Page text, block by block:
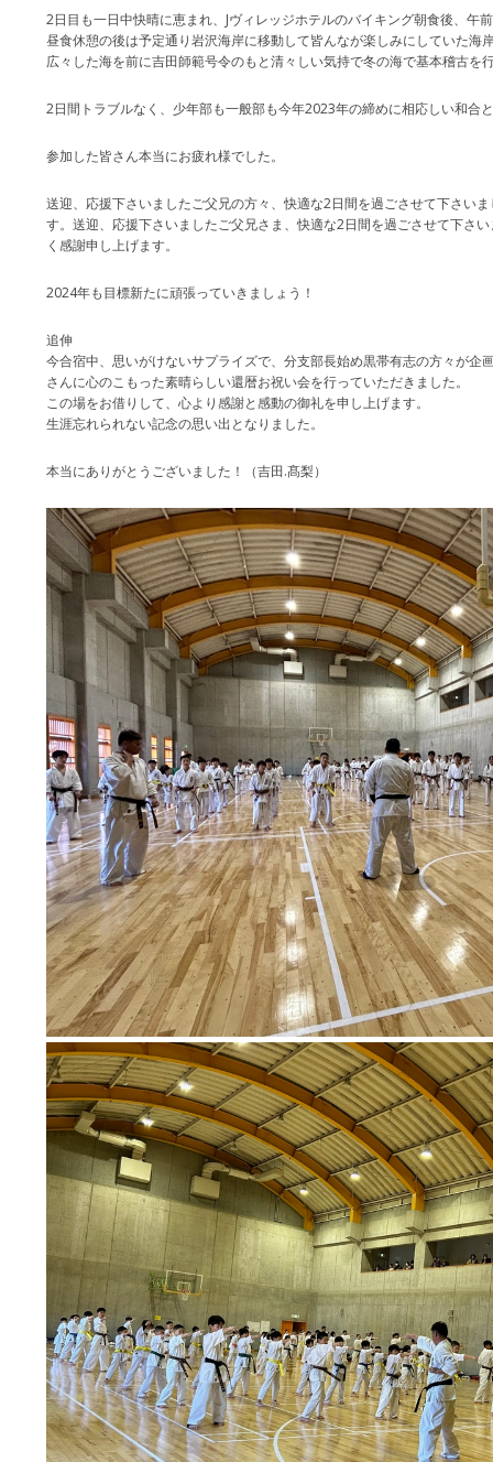
2日目も一日中快晴に恵まれ、Jヴィレッジホテルのバイキング朝食後、午
昼食休憩の後は予定通り岩沢海岸に移動して皆んなが楽しみにしていた海
広々した海を前に吉田師範号令のもと清々しい気持で冬の海で基本稽古を
2日間トラブルなく、少年部も一般部も今年2023年の締めに相応しい和合
参加した皆さん本当にお疲れ様でした。
送迎、応援下さいましたご父兄の方々、快適な2日間を過ごさせて下さい
す。送迎、応援下さいましたご父兄さま、快適な2日間を過ごさせて下さ
く感謝申し上げます。
2024年も目標新たに頑張っていきましょう！
追伸
今合宿中、思いがけないサプライズで、分支部長始め黒帯有志の方々が企
さんに心のこもった素晴らしい還暦お祝い会を行っていただきました。
この場をお借りして、心より感謝と感動の御礼を申し上げます。
生涯忘れられない記念の思い出となりました。
本当にありがとうございました！（吉田.髙梨）